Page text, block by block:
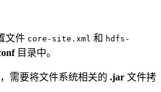
文件 core-site.xml 和 hdfs-
目录中。
需要将文件系统相关的 .jar 文件拷